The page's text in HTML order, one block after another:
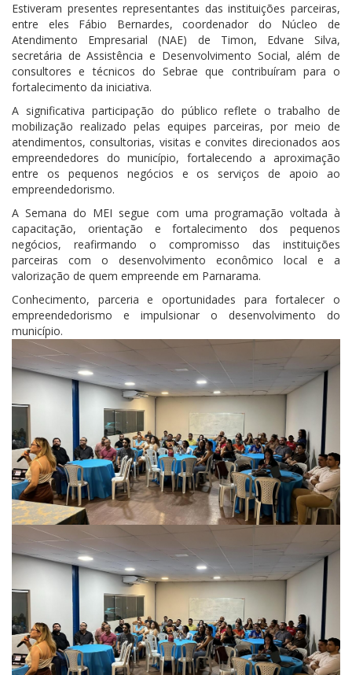
Estiveram presentes representantes das instituições parceiras,
entre eles Fábio Bernardes, coordenador do Núcleo de
Atendimento Empresarial (NAE) de Timon, Edvane Silva,
secretária de Assistência e Desenvolvimento Social, além de
consultores e técnicos do Sebrae que contribuíram para o
fortalecimento da iniciativa.
A significativa participação do público reflete o trabalho de
mobilização realizado pelas equipes parceiras, por meio de
atendimentos, consultorias, visitas e convites direcionados aos
empreendedores do município, fortalecendo a aproximação
entre os pequenos negócios e os serviços de apoio ao
empreendedorismo.
A Semana do MEI segue com uma programação voltada à
capacitação, orientação e fortalecimento dos pequenos
negócios, reafirmando o compromisso das instituições
parceiras com o desenvolvimento econômico local e a
valorização de quem empreende em Parnarama.
Conhecimento, parceria e oportunidades para fortalecer o
empreendedorismo e impulsionar o desenvolvimento do
município.